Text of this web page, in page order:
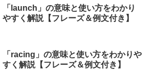
「launch」の意味と使い方をわかり
やすく解説【フレーズ＆例文付き】
「racing」の意味と使い方をわかりや
すく解説【フレーズ＆例文付き】